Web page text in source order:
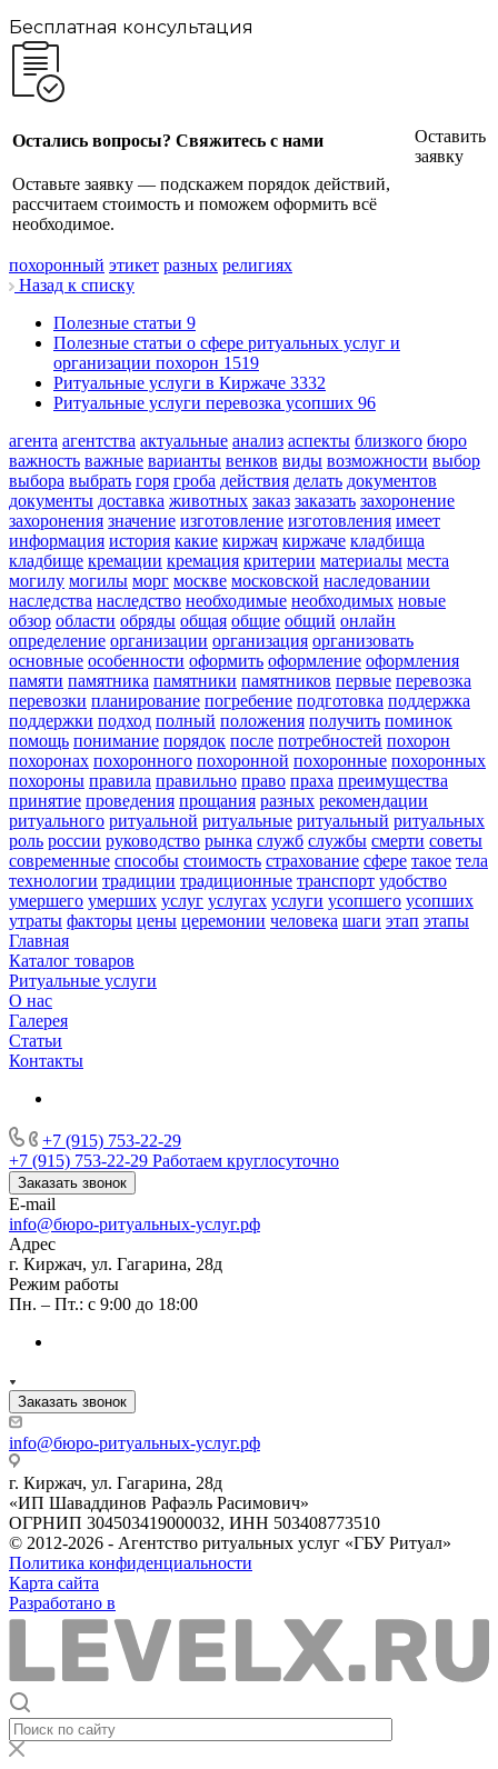
Бесплатная консультация
Остались вопросы? Свяжитесь с нами
Оставьте заявку — подскажем порядок действий,
рассчитаем стоимость и поможем оформить всё
необходимое.
Оставить
заявку
похоронный этикет разных религиях
Назад к списку
Полезные статьи 9
Полезные статьи о сфере ритуальных услуг и
организации похорон 1519
Ритуальные услуги в Киржаче 3332
Ритуальные услуги перевозка усопших 96
агента агентства актуальные анализ аспекты близкого бюро
важность важные варианты венков виды возможности выбор
выбора выбрать горя гроба действия делать документов
документы доставка животных заказ заказать захоронение
захоронения значение изготовление изготовления имеет
информация история какие киржач киржаче кладбища
кладбище кремации кремация критерии материалы места
могилу могилы морг москве московской наследовании
наследства наследство необходимые необходимых новые
обзор области обряды общая общие общий онлайн
определение организации организация организовать
основные особенности оформить оформление оформления
памяти памятника памятники памятников первые перевозка
перевозки планирование погребение подготовка поддержка
поддержки подход полный положения получить поминок
помощь понимание порядок после потребностей похорон
похоронах похоронного похоронной похоронные похоронных
похороны правила правильно право праха преимущества
принятие проведения прощания разных рекомендации
ритуального ритуальной ритуальные ритуальный ритуальных
роль россии руководство рынка служб службы смерти советы
современные способы стоимость страхование сфере такое тела
технологии традиции традиционные транспорт удобство
умершего умерших услуг услугах услуги усопшего усопших
утраты факторы цены церемонии человека шаги этап этапы
Главная
Каталог товаров
Ритуальные услуги
О нас
Галерея
Статьи
Контакты
+7 (915) 753-22-29
+7 (915) 753-22-29 Работаем круглосуточно
Заказать звонок
E-mail
info@бюро-ритуальных-услуг.рф
Адрес
г. Киржач, ул. Гагарина, 28д
Режим работы
Пн. – Пт.: с 9:00 до 18:00
Заказать звонок
info@бюро-ритуальных-услуг.рф
г. Киржач, ул. Гагарина, 28д
«ИП Шаваддинов Рафаэль Расимович»
ОГРНИП 304503419000032, ИНН 503408773510
© 2012-2026 - Агентство ритуальных услуг «ГБУ Ритуал»
Политика конфиденциальности
Карта сайта
Разработано в